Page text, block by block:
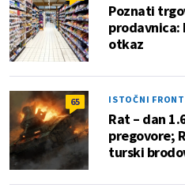
Poznati
prodavnica:
otkaz
65 ISTOČNI FRONT
Rat – dan
pregovore;
turski